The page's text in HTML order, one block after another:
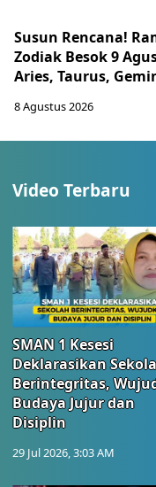
Susun Rencana!
Zodiak Besok 9
Aries, Taurus,
8 Agustus 2026
Video Terbaru
SMAN 1 Kesesi
Deklarasikan
Berintegritas,
Budaya Jujur dan
Disiplin
29 Jul 2026, 3:03 AM